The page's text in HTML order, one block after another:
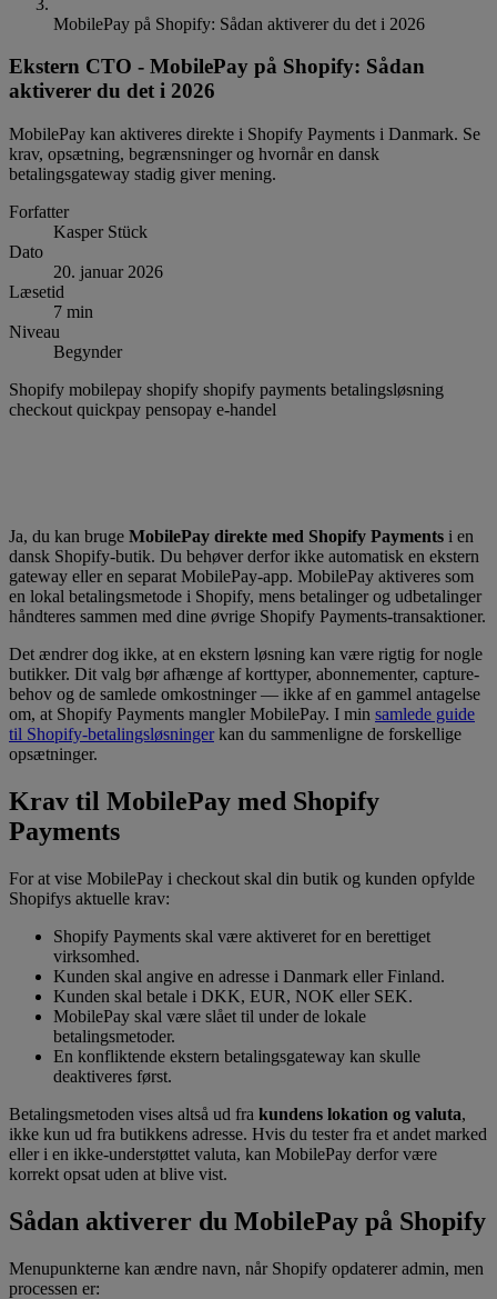
MobilePay på Shopify: Sådan aktiverer du det i 2026
Ekstern CTO - MobilePay på Shopify: Sådan
aktiverer du det i 2026
MobilePay kan aktiveres direkte i Shopify Payments i Danmark. Se
krav, opsætning, begrænsninger og hvornår en dansk
betalingsgateway stadig giver mening.
Forfatter
Kasper Stück
Dato
20. januar 2026
Læsetid
7 min
Niveau
Begynder
Shopify mobilepay shopify shopify payments betalingsløsning
checkout quickpay pensopay e-handel
Ja, du kan bruge MobilePay direkte med Shopify Payments i en
dansk Shopify-butik. Du behøver derfor ikke automatisk en ekstern
gateway eller en separat MobilePay-app. MobilePay aktiveres som
en lokal betalingsmetode i Shopify, mens betalinger og udbetalinger
håndteres sammen med dine øvrige Shopify Payments-transaktioner.
Det ændrer dog ikke, at en ekstern løsning kan være rigtig for nogle
butikker. Dit valg bør afhænge af korttyper, abonnementer, capture-
behov og de samlede omkostninger — ikke af en gammel antagelse
om, at Shopify Payments mangler MobilePay. I min samlede guide
til Shopify-betalingsløsningerkan du sammenligne de forskellige
opsætninger.
Krav til MobilePay med Shopify
Payments
For at vise MobilePay i checkout skal din butik og kunden opfylde
Shopifys aktuelle krav:
Shopify Payments skal være aktiveret for en berettiget
virksomhed.
Kunden skal angive en adresse i Danmark eller Finland.
Kunden skal betale i DKK, EUR, NOK eller SEK.
MobilePay skal være slået til under de lokale
betalingsmetoder.
En konfliktende ekstern betalingsgateway kan skulle
deaktiveres først.
Betalingsmetoden vises altså ud fra kundens lokation og valuta,
ikke kun ud fra butikkens adresse. Hvis du tester fra et andet marked
eller i en ikke-understøttet valuta, kan MobilePay derfor være
korrekt opsat uden at blive vist.
Sådan aktiverer du MobilePay på Shopify
Menupunkterne kan ændre navn, når Shopify opdaterer admin, men
processen er: